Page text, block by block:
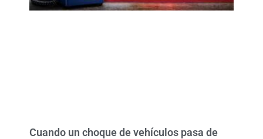
Cuando un choque de vehículos pasa de